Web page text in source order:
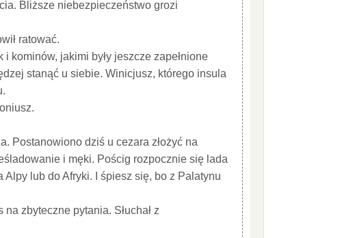
Bliższe niebezpieczeństwo grozi
ratować.
kominów, jakimi były jeszcze zapełnione
stanąć u siebie. Winicjusz, którego insula
Postanowiono dziś u cezara złożyć na
i męki. Pościg rozpocznie się lada
lub do Afryki. I śpiesz się, bo z Palatynu
zbyteczne pytania. Słuchał z